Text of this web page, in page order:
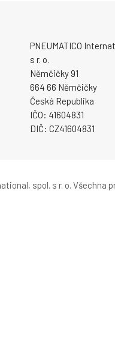
PNEUMATICO
s r. o.
Němčičky 91
664 66 Němčičky
Česká Republika
IČO: 41604831
DIČ: CZ41604831
spol. s r. o. Všechna